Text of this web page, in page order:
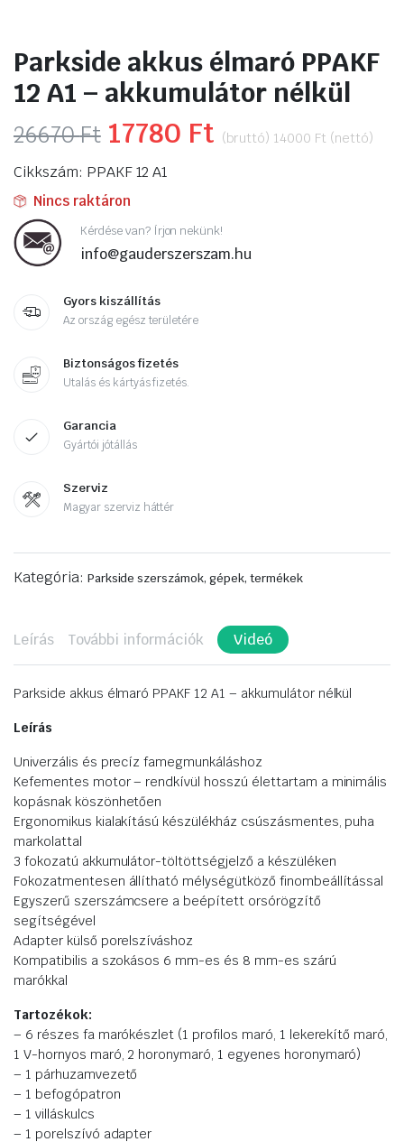
Parkside akkus élmaró PPAKF
12 A1 – akkumulátor nélkül
26670Ft Original
price
was:
26670 Ft.
17780 Ft Current
17780 Ft.
(bruttó) 14000 Ft (nettó)
Cikkszám: PPAKF 12 A1
Nincs raktáron
Kérdése van? Írjon nekünk!
info@gauderszerszam.hu
Gyors kiszállítás
Az ország egész területére
Biztonságos fizetés
Utalás és kártyás fizetés.
Garancia
Gyártói jótállás
Szerviz
Magyar szerviz háttér
Kategória: Parkside szerszámok, gépek, termékek
Leírás További információk Videó
Parkside akkus élmaró PPAKF 12 A1 – akkumulátor nélkül
Leírás
Univerzális és precíz famegmunkáláshoz
Kefementes motor – rendkívül hosszú élettartam a minimális
kopásnak köszönhetően
Ergonomikus kialakítású készülékház csúszásmentes, puha
markolattal
3 fokozatú akkumulátor-töltöttségjelző a készüléken
Fokozatmentesen állítható mélységütköző finombeállítással
Egyszerű szerszámcsere a beépített orsórögzítő
segítségével
Adapter külső porelszíváshoz
Kompatibilis a szokásos 6 mm-es és 8 mm-es szárú
marókkal
Tartozékok:
– 6 részes fa marókészlet (1 profilos maró, 1 lekerekítő maró,
1 V-hornyos maró, 2 horonymaró, 1 egyenes horonymaró)
– 1 párhuzamvezető
– 1 befogópatron
– 1 villáskulcs
– 1 porelszívó adapter